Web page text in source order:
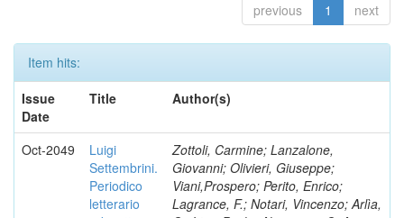
previous 1 next
Item hits:
Issue
Date
Title Author(s)
Oct-2049
Luigi
Settembrini.
Periodico
letterario
Zottoli, Carmine; Lanzalone,
Giovanni; Olivieri, Giuseppe;
Viani,Prospero; Perito, Enrico;
Lagrance, F.; Notari, Vincenzo; Arlìa,